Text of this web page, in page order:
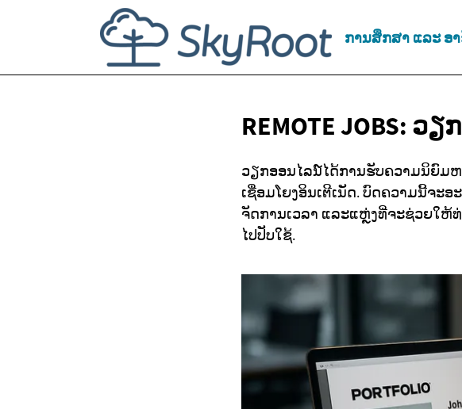
ການສຶກສາ ແລະ ອ
REMOTE JOBS: ວຽ
ວຽກອອນໄລນ໌ໄດ້ການຮັບຄວາມນິຍົມ
ເຊື່ອມໂຍງອິນເຕີເນັດ. ບົດຄວາມນີ້ຈະ
ຈັດການເວລາ ແລະແຫຼ່ງທີ່ຈະຊ່ວຍໃຫ້
ໄປປັບໃຊ້.